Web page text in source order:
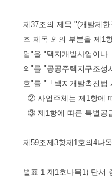
제37조의 제목 "(개발제
조 제목 외의 부분을 제1
업"을 "택지개발사업이나
의"를 "공공주택지구조성
호"를 "「택지개발촉진법
② 사업주체는 제1항에
③ 제1항에 따른 특별공
제59조제3항제1호의4나
별표 1 제1호나목1) 단서